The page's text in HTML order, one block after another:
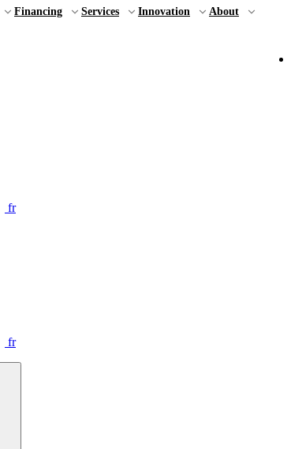
Financing Services Innovation About
fr
fr